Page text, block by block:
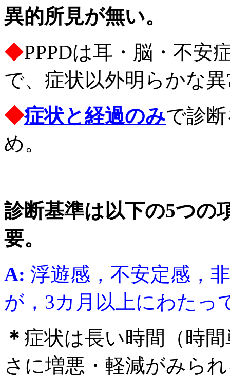
異的所見が無い。
◆PPPDは耳・脳・不安
で、症状以外明らかな
◆症状と経過のみで診
め。
診断基準は以下の5つの
要。
A: 浮遊感，不安定感，
が，3カ月以上にわたっ
＊ 症状は長い時間（時
さに増悪・軽減がみら